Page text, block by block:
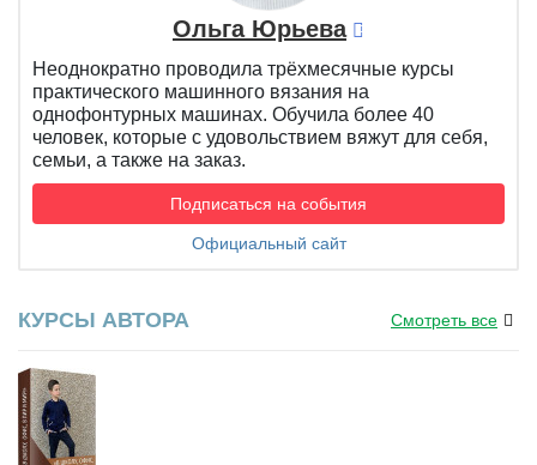
Ольга Юрьева
Неоднократно проводила трёхмесячные курсы
практического машинного вязания на
однофонтурных машинах. Обучила более 40
человек, которые с удовольствием вяжут для себя,
семьи, а также на заказ.
Подписаться на события
Официальный сайт
КУРСЫ АВТОРА Смотреть все